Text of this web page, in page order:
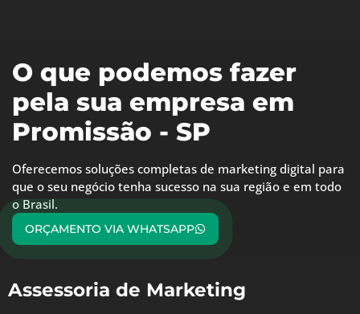
O que podemos fazer
pela sua empresa em
Promissão - SP
Oferecemos soluções completas de marketing digital para
que o seu negócio tenha sucesso na sua região e em todo
o Brasil.
ORÇAMENTO VIA WHATSAPP
Assessoria de Marketing